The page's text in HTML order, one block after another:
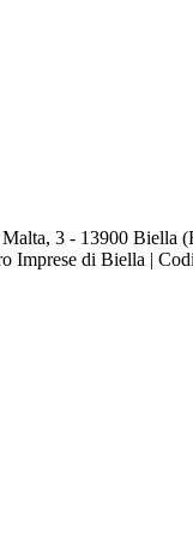
3 - 13900 Biella
Imprese di Biella |